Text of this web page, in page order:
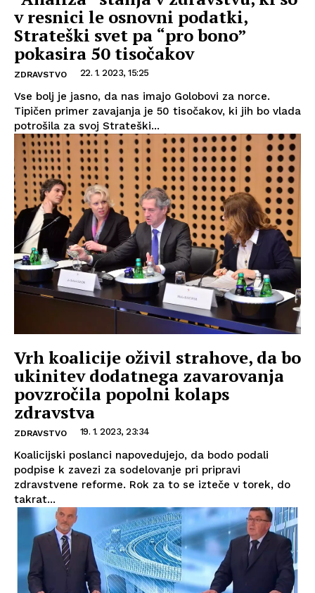
v resnici le osnovni podatki,
Strateški svet pa “pro bono”
pokasira 50 tisočakov
ZDRAVSTVO 22. 1. 2023, 15:25
Vse bolj je jasno, da nas imajo Golobovi za norce.
Tipičen primer zavajanja je 50 tisočakov, ki jih bo vlada
potrošila za svoj Strateški...
Vrh koalicije oživil strahove, da bo
ukinitev dodatnega zavarovanja
povzročila popolni kolaps
zdravstva
ZDRAVSTVO 19. 1. 2023, 23:34
Koalicijski poslanci napovedujejo, da bodo podali
podpise k zavezi za sodelovanje pri pripravi
zdravstvene reforme. Rok za to se izteče v torek, do
takrat...